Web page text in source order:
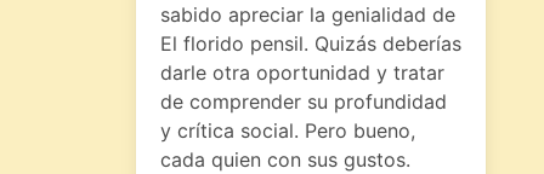
sabido apreciar la genialidad de
El florido pensil. Quizás deberías
darle otra oportunidad y tratar
de comprender su profundidad
y crítica social. Pero bueno,
cada quien con sus gustos.